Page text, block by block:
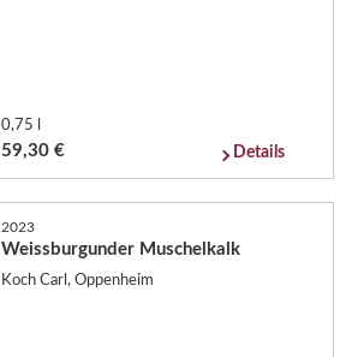
0,75 l
59,30 € Details
2023
Weissburgunder Muschelkalk
Koch Carl, Oppenheim